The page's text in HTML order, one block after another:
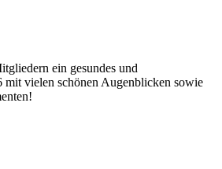
ein gesundes und
mit vielen schönen Augenblicken sowie